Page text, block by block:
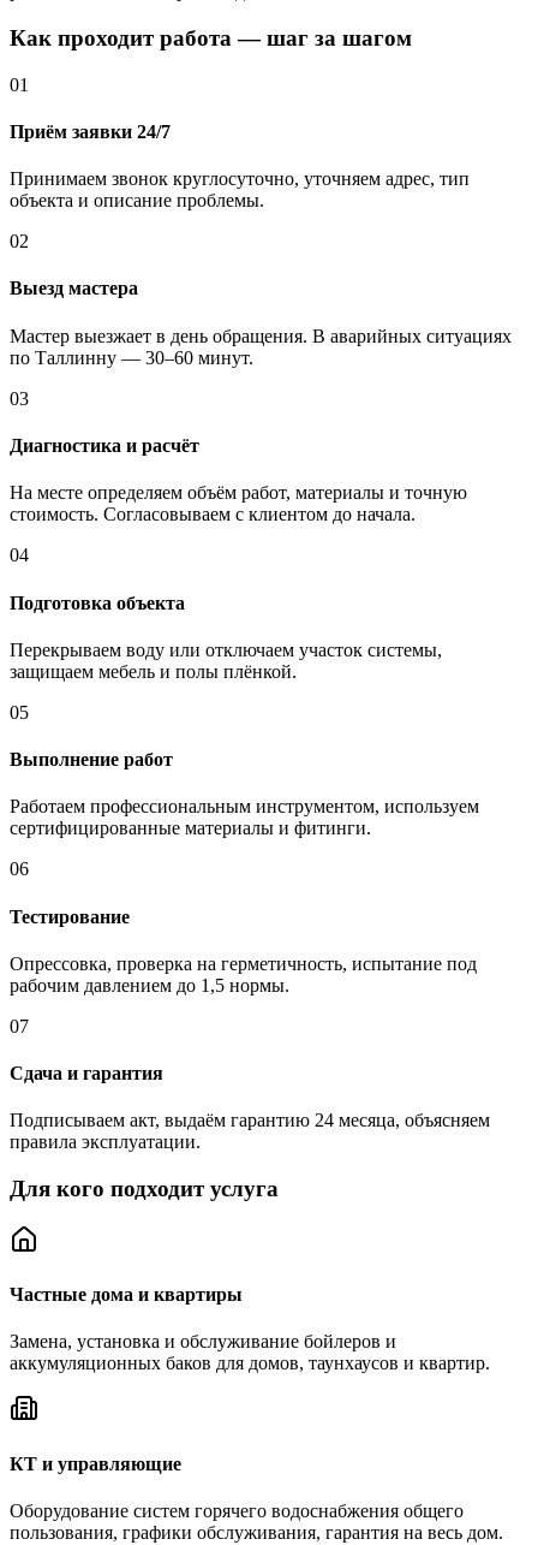
Как проходит работа — шаг за шагом
01
Приём заявки 24/7
Принимаем звонок круглосуточно, уточняем адрес, тип
объекта и описание проблемы.
02
Выезд мастера
Мастер выезжает в день обращения. В аварийных ситуациях
по Таллинну — 30–60 минут.
03
Диагностика и расчёт
На месте определяем объём работ, материалы и точную
стоимость. Согласовываем с клиентом до начала.
04
Подготовка объекта
Перекрываем воду или отключаем участок системы,
защищаем мебель и полы плёнкой.
05
Выполнение работ
Работаем профессиональным инструментом, используем
сертифицированные материалы и фитинги.
06
Тестирование
Опрессовка, проверка на герметичность, испытание под
рабочим давлением до 1,5 нормы.
07
Сдача и гарантия
Подписываем акт, выдаём гарантию 24 месяца, объясняем
правила эксплуатации.
Для кого подходит услуга
Частные дома и квартиры
Замена, установка и обслуживание бойлеров и
аккумуляционных баков для домов, таунхаусов и квартир.
КТ и управляющие
Оборудование систем горячего водоснабжения общего
пользования, графики обслуживания, гарантия на весь дом.